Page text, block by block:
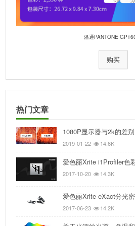
潘通PANTONE
购买
热门文章
1080P显示器与2k的差
2019-01-22 14.6K
爱色丽Xrite i1Profiler色
2017-10-20 14.3K
爱色丽Xrite eXact分光
2017-06-23 14.2K